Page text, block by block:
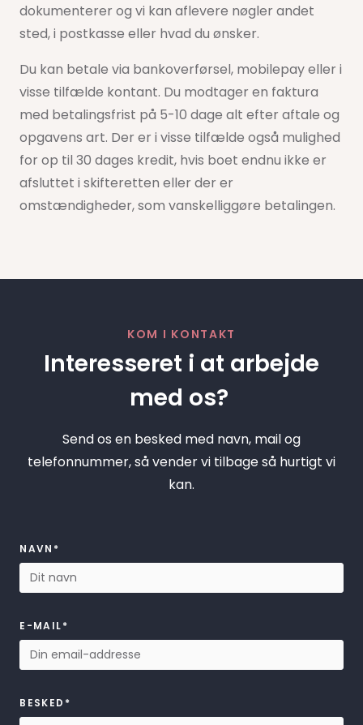
dokumenterer og vi kan aflevere nøgler andet
sted, i postkasse eller hvad du ønsker.
Du kan betale via bankoverførsel, mobilepay eller i
visse tilfælde kontant. Du modtager en faktura
med betalingsfrist på 5-10 dage alt efter aftale og
opgavens art. Der er i visse tilfælde også mulighed
for op til 30 dages kredit, hvis boet endnu ikke er
afsluttet i skifteretten eller der er
omstændigheder, som vanskelliggøre betalingen.
KOM I KONTAKT
Interesseret i at arbejde
med os?
Send os en besked med navn, mail og
telefonnummer, så vender vi tilbage så hurtigt vi
kan.
NAVN*
E-MAIL*
BESKED*